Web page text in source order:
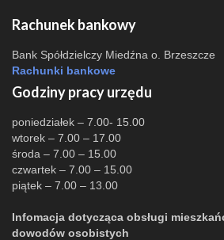
Rachunek bankowy
Bank Spółdzielczy Miedźna o. Brzeszcze
Rachunki bankowe
Godziny pracy urzędu
poniedziałek – 7.00- 15.00
wtorek – 7.00 – 17.00
środa – 7.00 – 15.00
czwartek – 7.00 – 15.00
piątek – 7.00 – 13.00
Infomacja dotycząca obsługi
dowodów osobistych